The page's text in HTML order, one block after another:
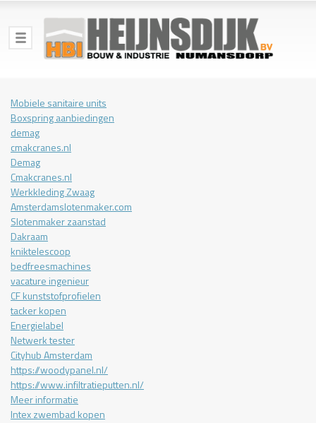
Mobiele sanitaire units
Boxspring aanbiedingen
demag
cmakcranes.nl
Demag
Cmakcranes.nl
Werkkleding Zwaag
Amsterdamslotenmaker.com
Slotenmaker zaanstad
Dakraam
kniktelescoop
bedfreesmachines
vacature ingenieur
CF kunststofprofielen
tacker kopen
Energielabel
Netwerk tester
Cityhub Amsterdam
https://woodypanel.nl/
https://www.infiltratieputten.nl/
Meer informatie
Intex zwembad kopen